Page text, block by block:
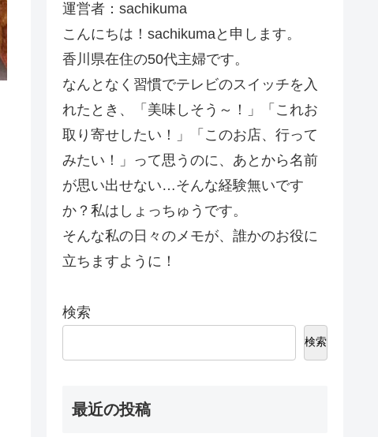
運営者：sachikuma
こんにちは！sachikumaと申します。
香川県在住の50代主婦です。
なんとなく習慣でテレビのスイッチを入
れたとき、「美味しそう～！」「これお
取り寄せしたい！」「このお店、行って
みたい！」って思うのに、あとから名前
が思い出せない…そんな経験無いです
か？私はしょっちゅうです。
そんな私の日々のメモが、誰かのお役に
立ちますように！
検索
検索
最近の投稿